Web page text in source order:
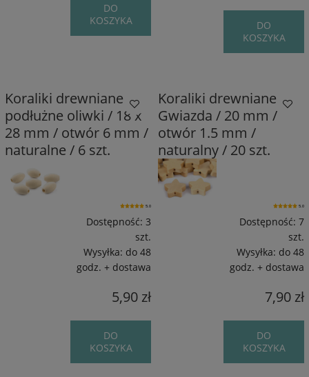
DO
KOSZYKA
DO
KOSZYKA
Koraliki drewniane
podłużne oliwki / 18 x
28 mm / otwór 6 mm /
naturalne / 6 szt.
5.0
Dostępność: 3
szt.
Wysyłka: do 48
godz. + dostawa
5,90 zł
DO
KOSZYKA
Koraliki drewniane
Gwiazda / 20 mm /
otwór 1.5 mm /
naturalny / 20 szt.
5.0
Dostępność: 7
szt.
Wysyłka: do 48
godz. + dostawa
7,90 zł
DO
KOSZYKA